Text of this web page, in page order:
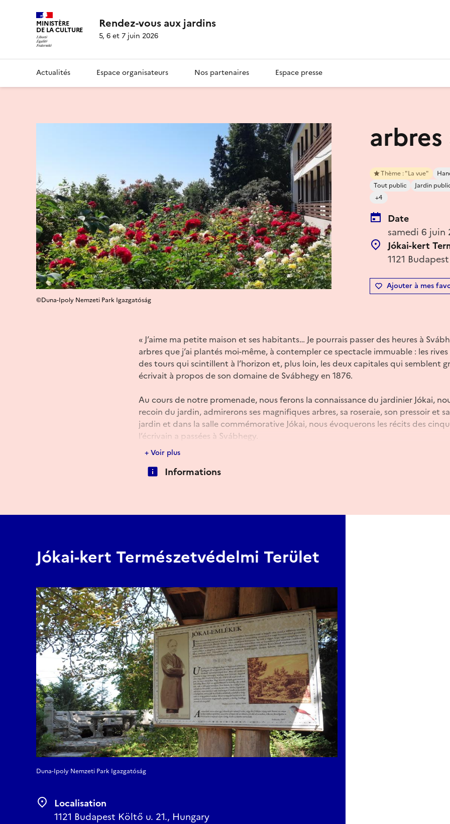
MINISTÈRE
DE LA CULTURE Rendez-vous aux jardins
5, 6 et 7 juin 2026
Actualités Espace organisateurs Nos partenaires Espace presse
Thème : "La vue"
Tout public
Jardin
+4
Date
samedi 6 juin
Jókai-kert
1121
Ajouter à mes
©Duna-Ipoly Nemzeti Park Igazgatóság
« J’aime ma petite maison et ses habitants… Je pourrais passer des heures à
arbres que j’ai plantés moi-même, à contempler ce spectacle immuable : les
des tours qui scintillent à l’horizon et, plus loin, les deux capitales qui semblent
écrivait à propos de son domaine de Svábhegy en 1876.
Au cours de notre promenade, nous ferons la connaissance du jardinier Jókai,
recoin du jardin, admirerons ses magnifiques arbres, sa roseraie, son pressoir et
jardin et dans la salle commémorative Jókai, nous évoquerons les récits des
l’écrivain a passées à Svábhegy.
La participation est gratuite.
+ Voir plus
Informations
Jókai-kert Természetvédelmi Terület
Duna-Ipoly Nemzeti Park Igazgatóság
Localisation
1121 Budapest Költő u. 21., Hungary